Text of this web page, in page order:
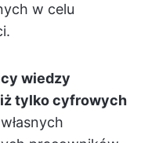
w celu
wiedzy
tylko cyfrowych